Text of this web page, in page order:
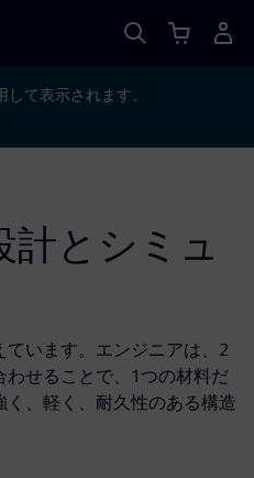
て表示されます。
計とシミュ
います。エンジニアは、2
せることで、1つの材料だ
、軽く、耐久性のある構造